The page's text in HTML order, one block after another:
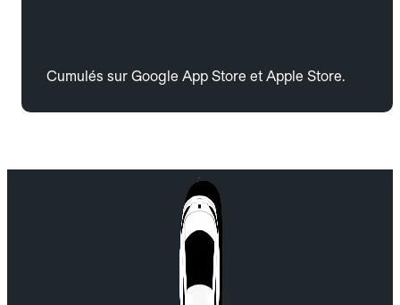
Cumulés sur Google App Store et Apple Store.